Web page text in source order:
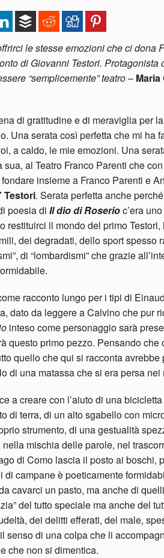
le stesse emozioni che ci dona
di Giovanni Testori. Protagonista
“semplicemente” teatro– Maria
di gratitudine e di meraviglia per
Una serata così perfetta che mi ha
a caldo, le mie emozioni. Una
al Teatro Franco Parenti che
insieme a Franco Parenti e
Testori. Serata perfetta anche
poesia di Il dio di Roserioc’era
restituirci il mondo del primo Testori,
dei degradati, dello sport spesso
di “lombardismi” che grazie
racconto lungo per i tipi di
dato da leggere a Calvino che pur
inteso come personaggio sarà
questo primo pezzo. Pensando
quello che qui si racconta
di una matassa che si era persa nei
a creare con l’aiuto di una
di terra, di un alto sgabello con
strumento, di una gestualità
mischia delle parole, nel
di Como lascia il posto ai boschi,
di campane è poeticamente
cavarci un pasto, ma anche di
del tutto speciale ma anche del
dei delitti efferati, del male,
senso di una colpa che li
che non si dimentica.